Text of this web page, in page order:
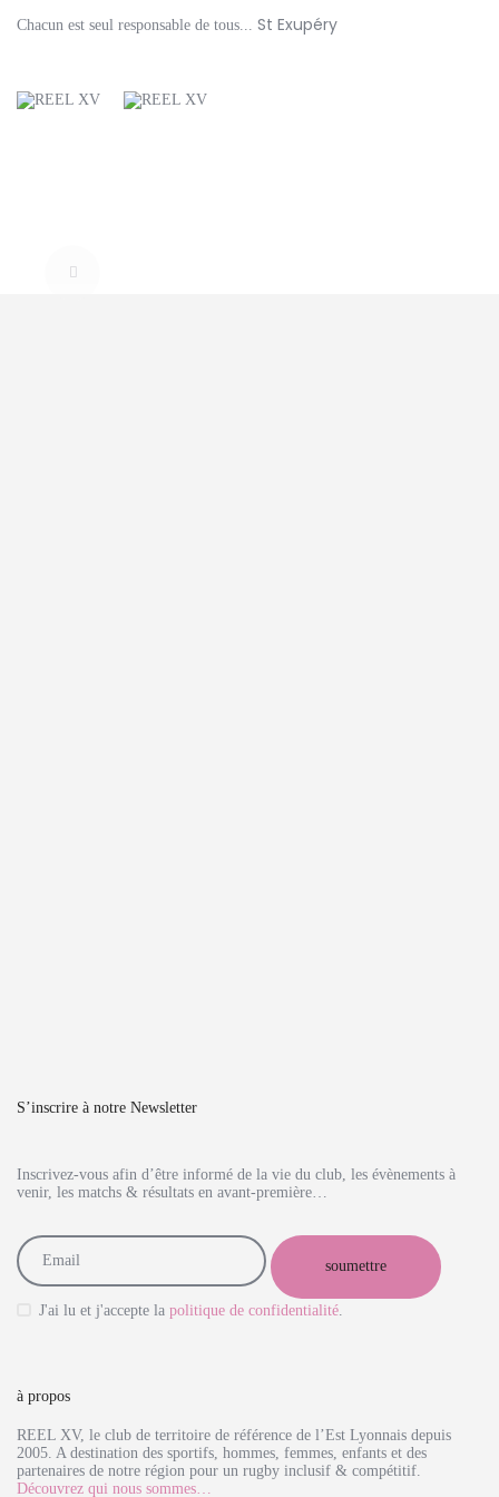
Chacun est seul responsable de tous... St Exupéry
LE CLUB
CATEGORIES
S’inscrire à notre Newsletter
Inscrivez-vous afin d’être informé de la vie du club, les évènements à
venir, les matchs & résultats en avant-première…
J'ai lu et j'accepte la politique de confidentialité.
à propos
REEL XV, le club de territoire de référence de l’Est Lyonnais depuis
2005. A destination des sportifs, hommes, femmes, enfants et des
partenaires de notre région pour un rugby inclusif & compétitif.
Découvrez qui nous sommes…